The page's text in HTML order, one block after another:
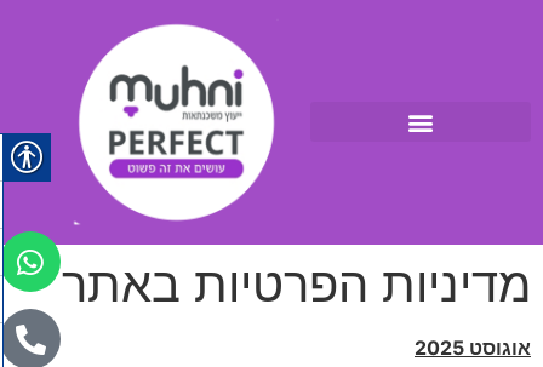
מדיניות הפרטיות באתר
אוגוסט 2025